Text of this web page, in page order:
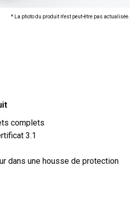
* La photo du produit n'est peut-être pas actualisée.
complets
3.1
dans une housse de protection